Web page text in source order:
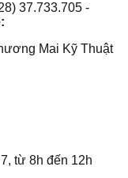
37.733.705 -
Mai Kỹ Thuật
từ 8h đến 12h